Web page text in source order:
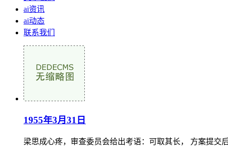
ai资讯
ai动态
联系我们
1955年3月31日
梁思成心疼，审查委员会给出考语：可取其长， 方案提交